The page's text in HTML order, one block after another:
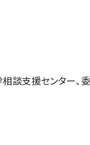
支援センター、